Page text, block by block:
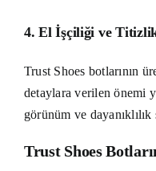
4. El İşçiliği ve
Trust Shoes botlarının
detaylara verilen önemi
görünüm ve
Trust Shoes